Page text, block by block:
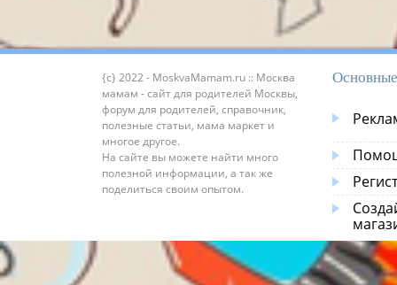
{c} 2022 - MoskvaMamam.ru :: Москва
мамам - сайт для родителей Москвы,
форум для родителей, справочник,
полезные статьи, мама маркет и
многое другое.
На сайте вы можете найти много
полезной информации, а так же
поделиться своим опытом.